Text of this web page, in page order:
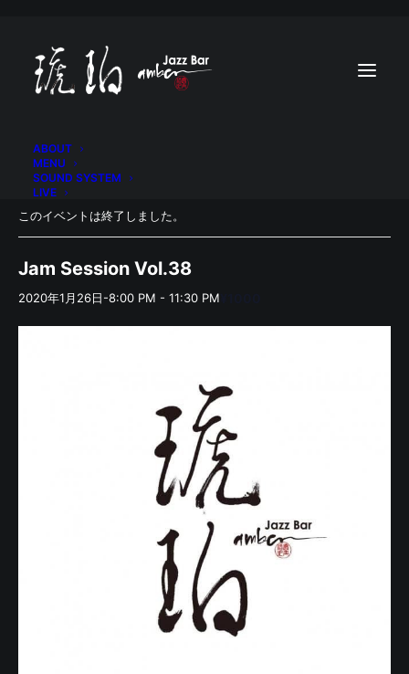
ABOUT
MENU
SOUND SYSTEM
LIVE
このイベントは終了しました。
Jam Session Vol.38
2020年1月26日-8:00 PM - 11:30 PM